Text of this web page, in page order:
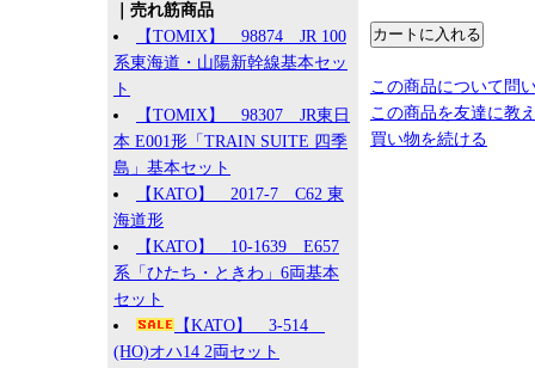
｜売れ筋商品
【TOMIX】 98874 JR 100
系東海道・山陽新幹線基本セッ
ト
【TOMIX】 98307 JR東日
本 E001形「TRAIN SUITE 四季
島」基本セット
【KATO】 2017-7 C62 東
海道形
【KATO】 10-1639 E657
系「ひたち・ときわ」6両基本
セット
【KATO】 3-514
(HO)オハ14 2両セット
この商品について問
この商品を友達に教
買い物を続ける